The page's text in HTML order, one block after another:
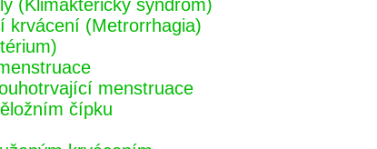
(Klimakterický syndrom)
krvácení (Metrorrhagia)
menstruace
čípku